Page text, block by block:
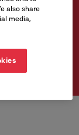
also share
media,